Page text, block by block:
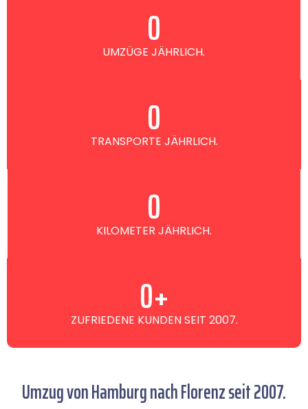
UMZÜGE JÄHRLICH.
0
TRANSPORTE JÄHRLICH.
0
KILOMETER JÄHRLICH.
0
ZUFRIEDENE KUNDEN SEIT 2007.
0+
Umzug von Hamburg nach Florenz seit 2007.